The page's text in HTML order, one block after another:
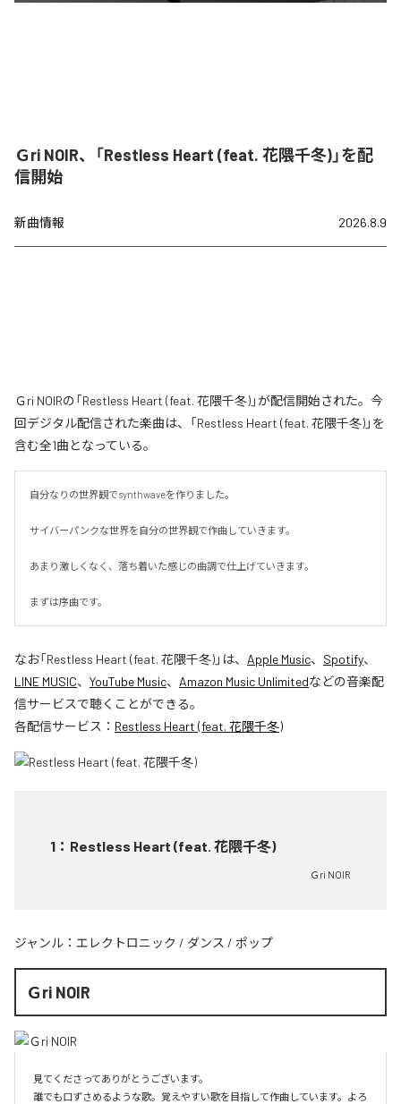
Ｇri NOIR、「Restless Heart (feat. 花隈千冬)」を配
信開始
新曲情報 2026.8.9
Ｇri NOIRの「Restless Heart (feat. 花隈千冬)」が配信開始された。今
回デジタル配信された楽曲は、「Restless Heart (feat. 花隈千冬)」を
含む全1曲となっている。
自分なりの世界観でsynthwaveを作りました。
サイバーパンクな世界を自分の世界観で作曲していきます。
あまり激しくなく、落ち着いた感じの曲調で仕上げていきます。
まずは序曲です。
なお「Restless Heart (feat. 花隈千冬)」は、 Apple Music、 Spotify、
LINE MUSIC、 YouTube Music、 Amazon Music Unlimitedなどの音楽配
信サービスで聴くことができる。
各配信サービス： Restless Heart (feat. 花隈千冬)
1 ： Restless Heart (feat. 花隈千冬)
Ｇri NOIR
ジャンル： エレクトロニック / ダンス / ポップ
Ｇri NOIR
見てくださってありがとうございます。
誰でも口ずさめるような歌。覚えやすい歌を目指して作曲しています。よろ